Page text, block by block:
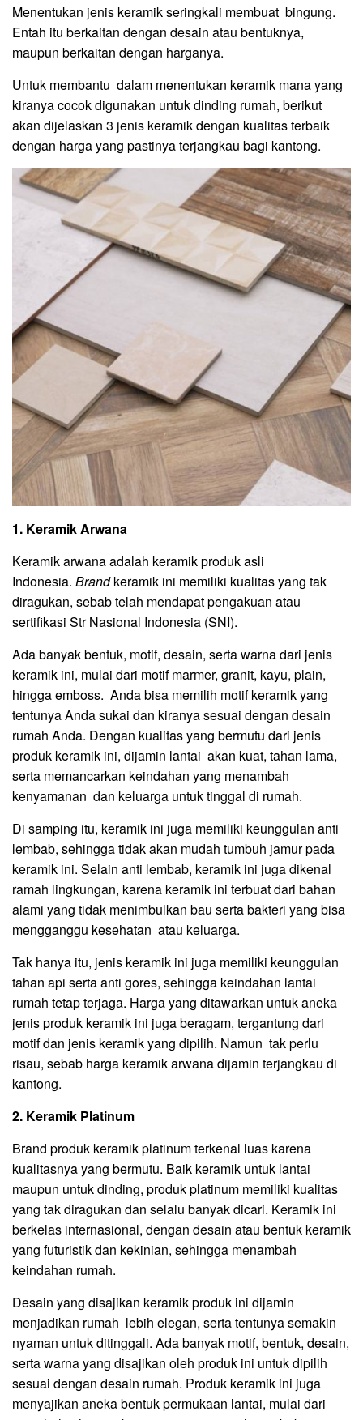
Menentukan jenis keramik seringkali membuat bingung.
Entah itu berkaitan dengan desain atau bentuknya,
maupun berkaitan dengan harganya.
Untuk membantu dalam menentukan keramik mana yang
kiranya cocok digunakan untuk dinding rumah, berikut
akan dijelaskan 3 jenis keramik dengan kualitas terbaik
dengan harga yang pastinya terjangkau bagi kantong.
1. Keramik Arwana
Keramik arwana adalah keramik produk asli
Indonesia. Brandkeramik ini memiliki kualitas yang tak
diragukan, sebab telah mendapat pengakuan atau
sertifikasi Str Nasional Indonesia (SNI).
Ada banyak bentuk, motif, desain, serta warna dari jenis
keramik ini, mulai dari motif marmer, granit, kayu, plain,
hingga emboss. Anda bisa memilih motif keramik yang
tentunya Anda sukai dan kiranya sesuai dengan desain
rumah Anda. Dengan kualitas yang bermutu dari jenis
produk keramik ini, dijamin lantai akan kuat, tahan lama,
serta memancarkan keindahan yang menambah
kenyamanan dan keluarga untuk tinggal di rumah.
Di samping itu, keramik ini juga memiliki keunggulan anti
lembab, sehingga tidak akan mudah tumbuh jamur pada
keramik ini. Selain anti lembab, keramik ini juga dikenal
ramah lingkungan, karena keramik ini terbuat dari bahan
alami yang tidak menimbulkan bau serta bakteri yang bisa
mengganggu kesehatan atau keluarga.
Tak hanya itu, jenis keramik ini juga memiliki keunggulan
tahan api serta anti gores, sehingga keindahan lantai
rumah tetap terjaga. Harga yang ditawarkan untuk aneka
jenis produk keramik ini juga beragam, tergantung dari
motif dan jenis keramik yang dipilih. Namun tak perlu
risau, sebab harga keramik arwana dijamin terjangkau di
kantong.
2. Keramik Platinum
Brand produk keramik platinum terkenal luas karena
kualitasnya yang bermutu. Baik keramik untuk lantai
maupun untuk dinding, produk platinum memiliki kualitas
yang tak diragukan dan selalu banyak dicari. Keramik ini
berkelas internasional, dengan desain atau bentuk keramik
yang futuristik dan kekinian, sehingga menambah
keindahan rumah.
Desain yang disajikan keramik produk ini dijamin
menjadikan rumah lebih elegan, serta tentunya semakin
nyaman untuk ditinggali. Ada banyak motif, bentuk, desain,
serta warna yang disajikan oleh produk ini untuk dipilih
sesuai dengan desain rumah. Produk keramik ini juga
menyajikan aneka bentuk permukaan lantai, mulai dari